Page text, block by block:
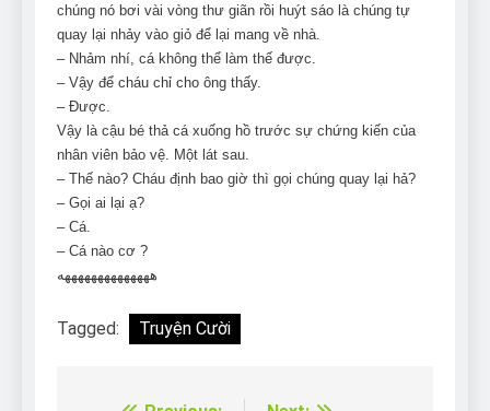
chúng nó bơi vài vòng thư giãn rồi huýt sáo là chúng tự
quay lại nhảy vào giỏ để lại mang về nhà.
– Nhảm nhí, cá không thể làm thế được.
– Vậy để cháu chỉ cho ông thấy.
– Được.
Vậy là cậu bé thả cá xuống hồ trước sự chứng kiến của
nhân viên bảo vệ. Một lát sau.
– Thế nào? Cháu định bao giờ thì gọi chúng quay lại hả?
– Gọi ai lại ạ?
– Cá.
– Cá nào cơ ?
ههههههههههههههه
Tagged: Truyện Cười